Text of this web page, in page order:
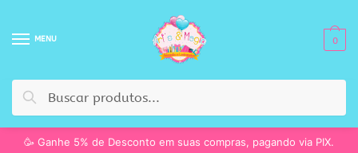
MENU
Pesquisar
0
🥳 Ganhe 5% de Desconto em suas compras, pagando via PIX.